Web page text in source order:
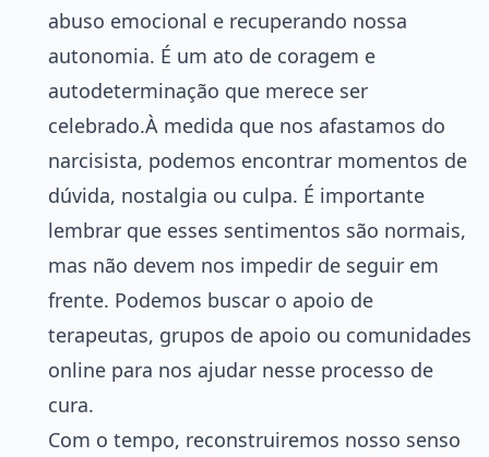
abuso emocional e recuperando nossa
autonomia. É um ato de coragem e
autodeterminação que merece ser
celebrado.À medida que nos afastamos do
narcisista, podemos encontrar momentos de
dúvida, nostalgia ou culpa. É importante
lembrar que esses sentimentos são normais,
mas não devem nos impedir de seguir em
frente. Podemos buscar o apoio de
terapeutas, grupos de apoio ou comunidades
online para nos ajudar nesse processo de
cura.
Com o tempo, reconstruiremos nosso senso